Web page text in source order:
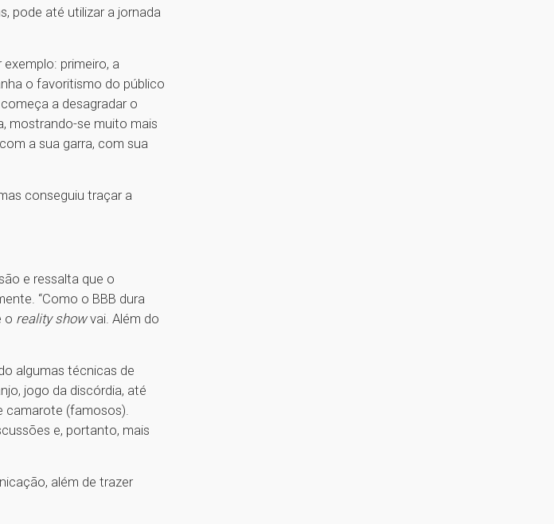
pode até utilizar a jornada
primeiro, a
o favoritismo do público
a desagradar o
mostrando-se muito mais
a sua garra, com sua
conseguiu traçar a
e ressalta que o
“Como o BBB dura
o reality showvai. Além do
algumas técnicas de
jogo da discórdia, até
camarote (famosos).
e, portanto, mais
além de trazer